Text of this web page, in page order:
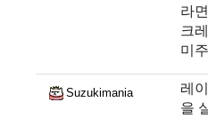
라
크
미
Suzukimania
레
을